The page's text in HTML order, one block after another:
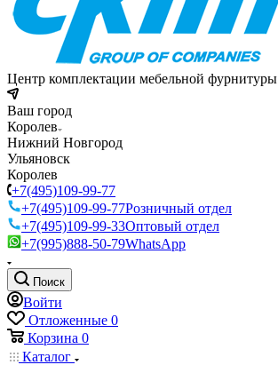
Центр комплектации мебельной фурнитуры
Ваш город
Королев
Нижний Новгород
Ульяновск
Королев
+7(495)109-99-77
+7(495)109-99-77Розничный отдел
+7(495)109-99-33Оптовый отдел
+7(995)888-50-79WhatsApp
Поиск
Войти
Отложенные 0
Корзина 0
Каталог